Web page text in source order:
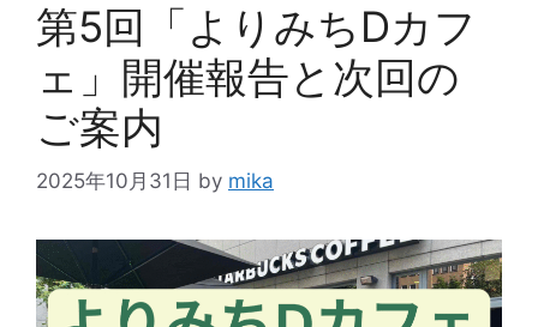
第5回「よりみちDカフ
ェ」開催報告と次回の
ご案内
2025年10月31日 by mika